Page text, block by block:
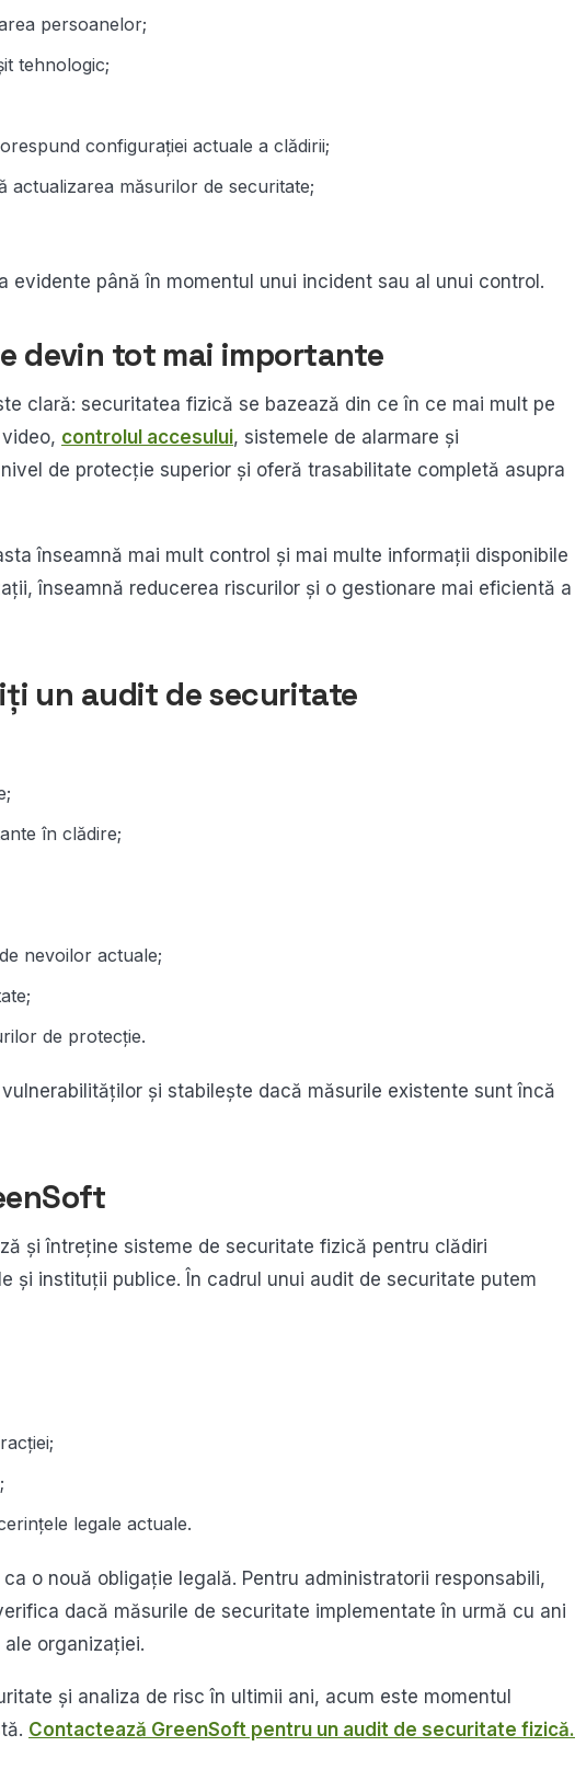
persoanelor;
tehnologic;
configurației actuale a clădirii;
actualizarea măsurilor de securitate;
evidente până în momentul unui incident sau al unui control.
devin tot mai importante
clară: securitatea fizică se bazează din ce în ce mai mult pe
controlul accesului, sistemele de alarmare și
de protecție superior și oferă trasabilitate completă asupra
înseamnă mai mult control și mai multe informații disponibile
înseamnă reducerea riscurilor și o gestionare mai eficientă a
un audit de securitate
în clădire;
nevoilor actuale;
de protecție.
și stabilește dacă măsurile existente sunt încă
și întreține sisteme de securitate fizică pentru clădiri
și instituții publice. În cadrul unui audit de securitate putem
legale actuale.
o nouă obligație legală. Pentru administratorii responsabili,
dacă măsurile de securitate implementate în urmă cu ani
organizației.
și analiza de risc în ultimii ani, acum este momentul
Contactează GreenSoft pentru un audit de securitate fizică.